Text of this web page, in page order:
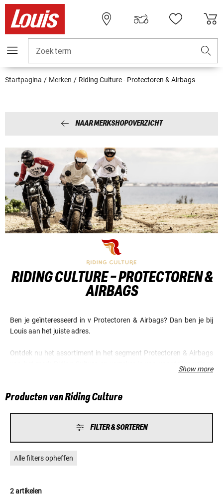
Zoekterm
Startpagina Merken Riding Culture - Protectoren & Airbags
NAAR MERKSHOPOVERZICHT
RIDING CULTURE - PROTECTOREN &
AIRBAGS
Ben je geïnteresseerd in v Protectoren & Airbags? Dan ben je bij
Louis aan het juiste adres.
Ontdek nu het assortiment in het segment Protectoren & Airbags
Show more
Producten van Riding Culture
FILTER & SORTEREN
Alle filters opheffen
2 artikelen